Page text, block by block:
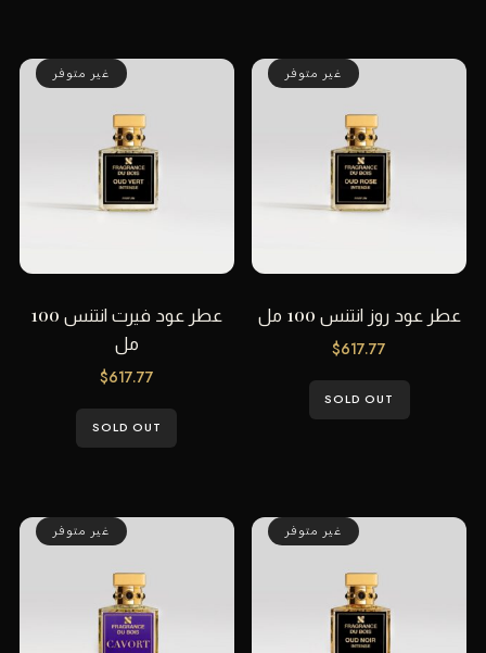
غير متوفر
عطر عود روز انتنس 100 مل
$617.77
SOLD OUT
غير متوفر
عطر عود فيرت انتنس 100
مل
$617.77
SOLD OUT
غير متوفر غير متوفر